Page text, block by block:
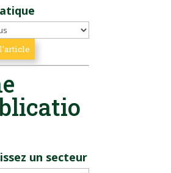
un secteur